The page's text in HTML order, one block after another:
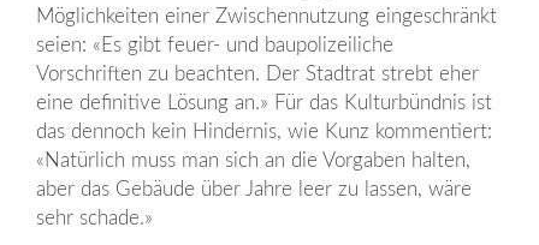
Möglichkeiten einer Zwischennutzung eingeschränkt
seien: «Es gibt feuer- und baupolizeiliche
Vorschriften zu beachten. Der Stadtrat strebt eher
eine definitive Lösung an.» Für das Kulturbündnis ist
das dennoch kein Hindernis, wie Kunz kommentiert:
«Natürlich muss man sich an die Vorgaben halten,
aber das Gebäude über Jahre leer zu lassen, wäre
sehr schade.»